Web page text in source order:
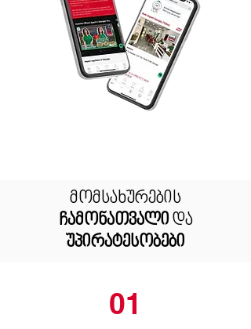
მომსახურების
ჩამონათვალიდა
უპირატესობები
01